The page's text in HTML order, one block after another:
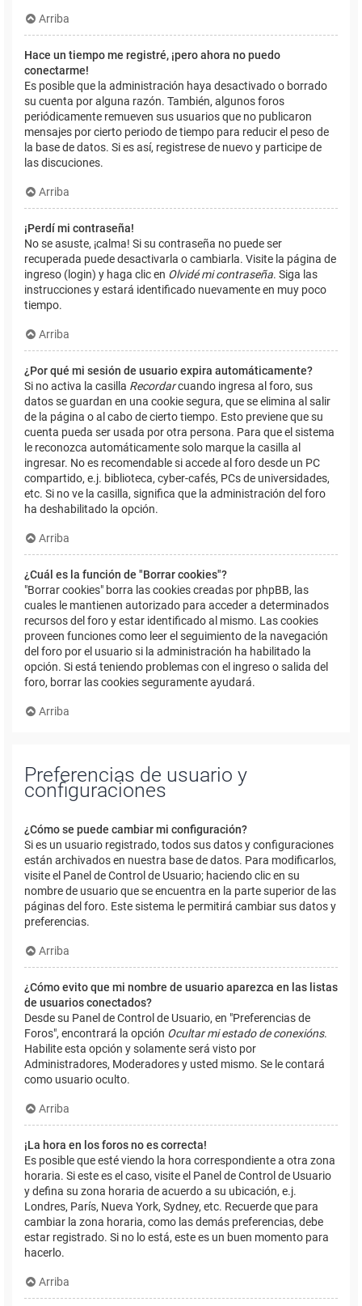
Arriba
Hace un tiempo me registré, ¡pero ahora no puedo
conectarme!
Es posible que la administración haya desactivado o borrado
su cuenta por alguna razón. También, algunos foros
periódicamente remueven sus usuarios que no publicaron
mensajes por cierto periodo de tiempo para reducir el peso de
la base de datos. Si es así, registrese de nuevo y participe de
las discuciones.
Arriba
¡Perdí mi contraseña!
No se asuste, ¡calma! Si su contraseña no puede ser
recuperada puede desactivarla o cambiarla. Visite la página de
ingreso (login) y haga clic en Olvidé mi contraseña. Siga las
instrucciones y estará identificado nuevamente en muy poco
tiempo.
Arriba
¿Por qué mi sesión de usuario expira automáticamente?
Si no activa la casilla Recordarcuando ingresa al foro, sus
datos se guardan en una cookie segura, que se elimina al salir
de la página o al cabo de cierto tiempo. Esto previene que su
cuenta pueda ser usada por otra persona. Para que el sistema
le reconozca automáticamente solo marque la casilla al
ingresar. No es recomendable si accede al foro desde un PC
compartido, e.j. biblioteca, cyber-cafés, PCs de universidades,
etc. Si no ve la casilla, significa que la administración del foro
ha deshabilitado la opción.
Arriba
¿Cuál es la función de "Borrar cookies"?
"Borrar cookies" borra las cookies creadas por phpBB, las
cuales le mantienen autorizado para acceder a determinados
recursos del foro y estar identificado al mismo. Las cookies
proveen funciones como leer el seguimiento de la navegación
del foro por el usuario si la administración ha habilitado la
opción. Si está teniendo problemas con el ingreso o salida del
foro, borrar las cookies seguramente ayudará.
Arriba
Preferencias de usuario y
configuraciones
¿Cómo se puede cambiar mi configuración?
Si es un usuario registrado, todos sus datos y configuraciones
están archivados en nuestra base de datos. Para modificarlos,
visite el Panel de Control de Usuario; haciendo clic en su
nombre de usuario que se encuentra en la parte superior de las
páginas del foro. Este sistema le permitirá cambiar sus datos y
preferencias.
Arriba
¿Cómo evito que mi nombre de usuario aparezca en las listas
de usuarios conectados?
Desde su Panel de Control de Usuario, en "Preferencias de
Foros", encontrará la opción Ocultar mi estado de conexións.
Habilite esta opción y solamente será visto por
Administradores, Moderadores y usted mismo. Se le contará
como usuario oculto.
Arriba
¡La hora en los foros no es correcta!
Es posible que esté viendo la hora correspondiente a otra zona
horaria. Si este es el caso, visite el Panel de Control de Usuario
y defina su zona horaria de acuerdo a su ubicación, e.j.
Londres, París, Nueva York, Sydney, etc. Recuerde que para
cambiar la zona horaria, como las demás preferencias, debe
estar registrado. Si no lo está, este es un buen momento para
hacerlo.
Arriba